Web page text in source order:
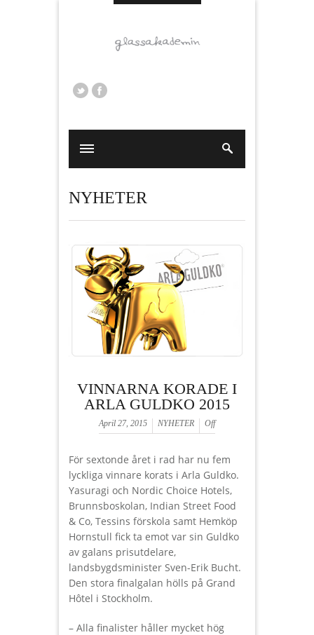
NYHETER
VINNARNA KORADE I
ARLA GULDKO 2015
April 27, 2015 NYHETER Off
För sextonde året i rad har nu fem
lyckliga vinnare korats i Arla Guldko.
Yasuragi och Nordic Choice Hotels,
Brunnsboskolan, Indian Street Food
& Co, Tessins förskola samt Hemköp
Hornstull fick ta emot var sin Guldko
av galans prisutdelare,
landsbygdsminister Sven-Erik Bucht.
Den stora finalgalan hölls på Grand
Hôtel i Stockholm.
– Alla finalister håller mycket hög